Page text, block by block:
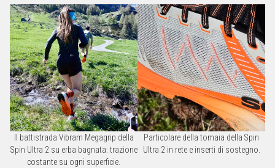
Il battistrada Vibram Megagrip della
Spin Ultra 2 su erba bagnata: trazione
costante su ogni superficie.
Particolare della tomaia della Spin
Ultra 2 in rete e inserti di sostegno.